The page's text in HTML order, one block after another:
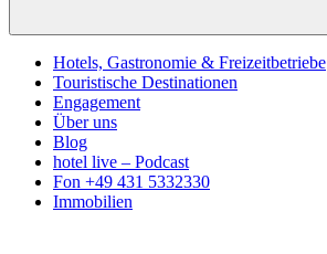
Hotels, Gastronomie & Freizeitbetriebe
Touristische Destinationen
Engagement
Über uns
Blog
hotel live – Podcast
Fon +49 431 5332330
Immobilien